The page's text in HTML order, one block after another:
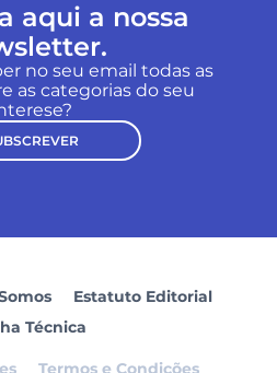
aqui a nossa
no seu email todas as
as categorias do seu
Estatuto Editorial
Técnica
Termos e Condições